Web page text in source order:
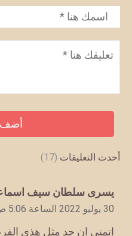
الاسم *
تعليق
أحدث التعليقات (17)
يقول
يسرى سلطان سيف
30 يوليو 2022 الساعة 5:06 ص
اتمنى ان جد مثل هذي